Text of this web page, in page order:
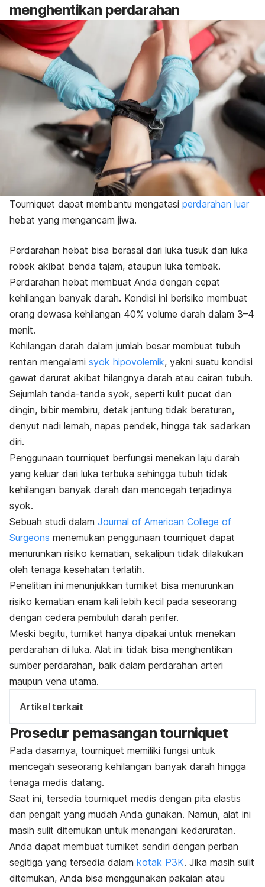
menghentikan perdarahan
Tourniquet dapat membantu mengatasi perdarahan luar
hebat yang mengancam jiwa.
Perdarahan hebat bisa berasal dari luka tusuk dan luka
robek akibat benda tajam, ataupun luka tembak.
Perdarahan hebat membuat Anda dengan cepat
kehilangan banyak darah. Kondisi ini berisiko membuat
orang dewasa kehilangan 40% volume darah dalam 3–4
menit.
Kehilangan darah dalam jumlah besar membuat tubuh
rentan mengalami syok hipovolemik, yakni suatu kondisi
gawat darurat akibat hilangnya darah atau cairan tubuh.
Sejumlah tanda-tanda syok, seperti kulit pucat dan
dingin, bibir membiru, detak jantung tidak beraturan,
denyut nadi lemah, napas pendek, hingga tak sadarkan
diri.
Penggunaan tourniquet berfungsi menekan laju darah
yang keluar dari luka terbuka sehingga tubuh tidak
kehilangan banyak darah dan mencegah terjadinya
syok.
Sebuah studi dalam Journal of American College of
Surgeons menemukan penggunaan tourniquet dapat
menurunkan risiko kematian, sekalipun tidak dilakukan
oleh tenaga kesehatan terlatih.
Penelitian ini menunjukkan turniket bisa menurunkan
risiko kematian enam kali lebih kecil pada seseorang
dengan cedera pembuluh darah perifer.
Meski begitu, turniket hanya dipakai untuk menekan
perdarahan di luka. Alat ini tidak bisa menghentikan
sumber perdarahan, baik dalam perdarahan arteri
maupun vena utama.
Artikel terkait
Prosedur pemasangan tourniquet
Pada dasarnya, tourniquet memiliki fungsi untuk
mencegah seseorang kehilangan banyak darah hingga
tenaga medis datang.
Saat ini, tersedia tourniquet medis dengan pita elastis
dan pengait yang mudah Anda gunakan. Namun, alat ini
masih sulit ditemukan untuk menangani kedaruratan.
Anda dapat membuat turniket sendiri dengan perban
segitiga yang tersedia dalam kotak P3K. Jika masih sulit
ditemukan, Anda bisa menggunakan pakaian atau